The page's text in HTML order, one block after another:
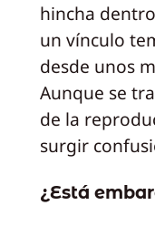
hincha
un vínculo
desde unos
Aunque se
de la
surgir
¿Está